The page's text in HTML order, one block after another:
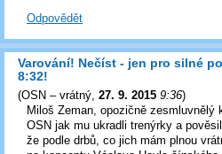
Odpovědět
Varování! Nečíst - jen pro silné
8:32!
(OSN – vrátný, 27. 9. 2015 9:36)
Miloš Zeman, opozičně
OSN jak mu ukradli trenýrky a
že podle drbů, co jich mám plnou